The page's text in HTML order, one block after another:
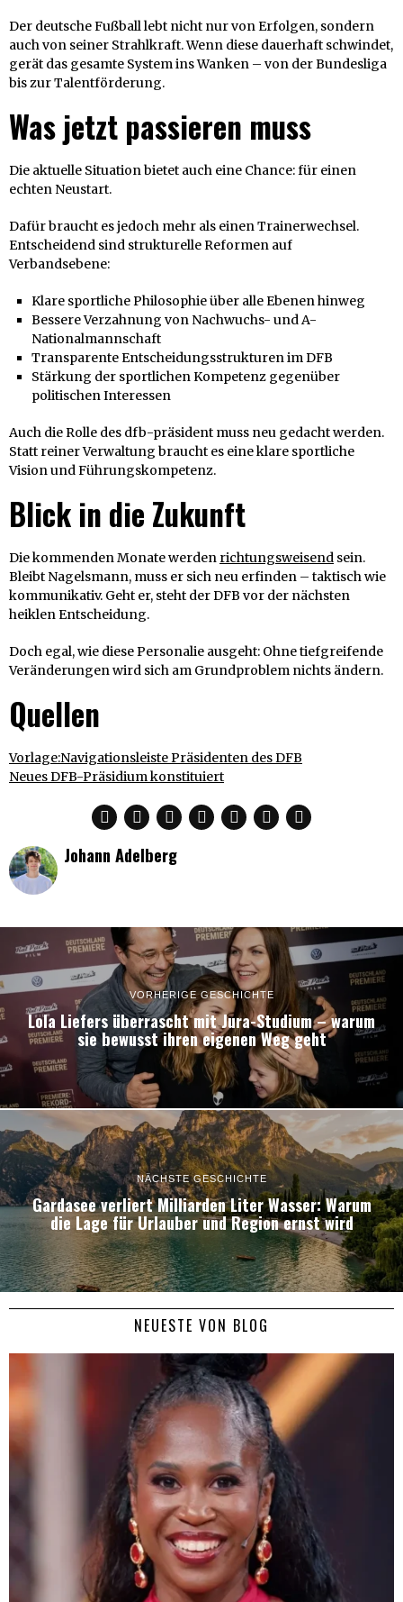
Der deutsche Fußball lebt nicht nur von Erfolgen, sondern
auch von seiner Strahlkraft. Wenn diese dauerhaft schwindet,
gerät das gesamte System ins Wanken – von der Bundesliga
bis zur Talentförderung.
Was jetzt passieren muss
Die aktuelle Situation bietet auch eine Chance: für einen
echten Neustart.
Dafür braucht es jedoch mehr als einen Trainerwechsel.
Entscheidend sind strukturelle Reformen auf
Verbandsebene:
Klare sportliche Philosophie über alle Ebenen hinweg
Bessere Verzahnung von Nachwuchs- und A-
Nationalmannschaft
Transparente Entscheidungsstrukturen im DFB
Stärkung der sportlichen Kompetenz gegenüber
politischen Interessen
Auch die Rolle des dfb-präsident muss neu gedacht werden.
Statt reiner Verwaltung braucht es eine klare sportliche
Vision und Führungskompetenz.
Blick in die Zukunft
Die kommenden Monate werden richtungsweisend sein.
Bleibt Nagelsmann, muss er sich neu erfinden – taktisch wie
kommunikativ. Geht er, steht der DFB vor der nächsten
heiklen Entscheidung.
Doch egal, wie diese Personalie ausgeht: Ohne tiefgreifende
Veränderungen wird sich am Grundproblem nichts ändern.
Quellen
Vorlage:Navigationsleiste Präsidenten des DFB
Neues DFB-Präsidium konstituiert
Johann Adelberg
VORHERIGE GESCHICHTE
Lola Liefers überrascht mit Jura-Studium – warum
sie bewusst ihren eigenen Weg geht
NÄCHSTE GESCHICHTE
Gardasee verliert Milliarden Liter Wasser: Warum
die Lage für Urlauber und Region ernst wird
NEUESTE VON BLOG